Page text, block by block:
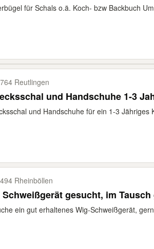
für Schals o.ä. Koch- bzw Backbuch
Reutlingen
und Handschuhe 1-3
und Handschuhe für ein 1-3 Jähriges
Rheinböllen
Schweißgerät gesucht, im
ein gut erhaltenes Wig-Schweißgerät,